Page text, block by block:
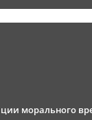
морального